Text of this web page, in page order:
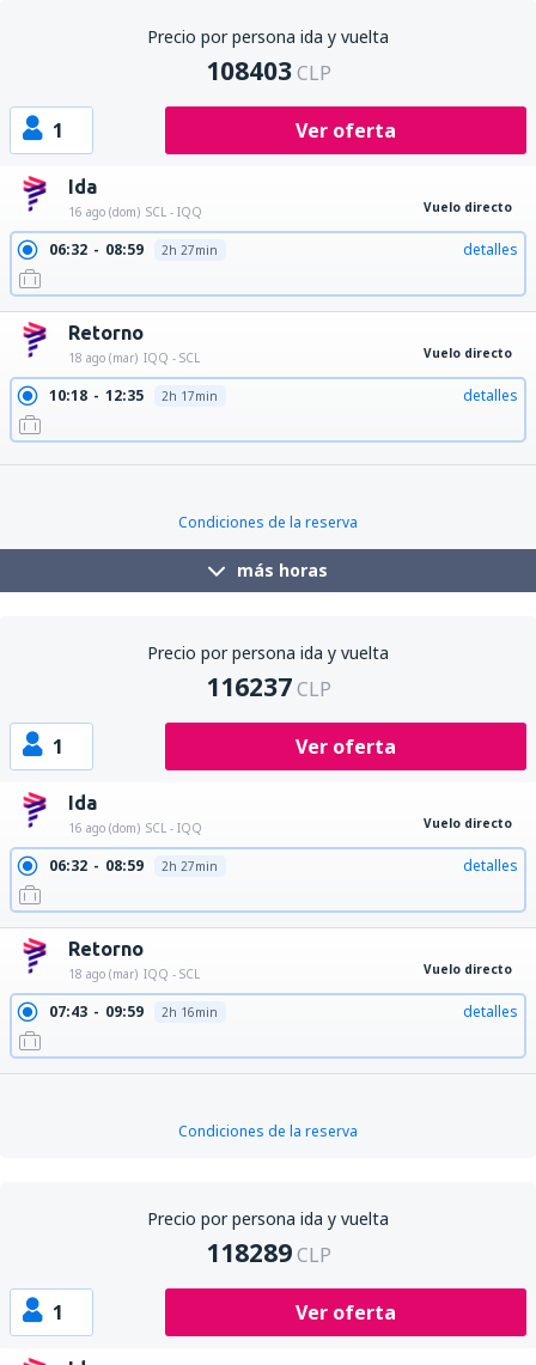
Precio por persona ida y vuelta
108403 CLP
1 Ver oferta
Ida
16 ago (dom) SCL - IQQ Vuelo directo
06:32 08:59 2h 27min detalles
Retorno
18 ago (mar) IQQ - SCL Vuelo directo
10:18 12:35 2h 17min detalles
Condiciones de la reserva
más horas
Precio por persona ida y vuelta
116237 CLP
1 Ver oferta
Ida
16 ago (dom) SCL - IQQ Vuelo directo
06:32 08:59 2h 27min detalles
Retorno
18 ago (mar) IQQ - SCL Vuelo directo
07:43 09:59 2h 16min detalles
Condiciones de la reserva
Precio por persona ida y vuelta
118289 CLP
1 Ver oferta